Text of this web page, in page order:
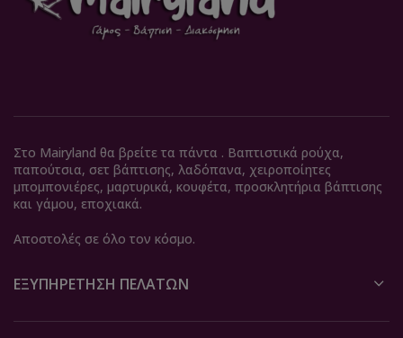
Στο Mairyland θα βρείτε τα πάντα . Βαπτιστικά ρούχα,
παπούτσια, σετ βάπτισης, λαδόπανα, χειροποίητες
μπομπονιέρες, μαρτυρικά, κουφέτα, προσκλητήρια βάπτισης
και γάμου, εποχιακά.
Αποστολές σε όλο τον κόσμο.
ΕΞΥΠΗΡΈΤΗΣΗ ΠΕΛΑΤΏΝ